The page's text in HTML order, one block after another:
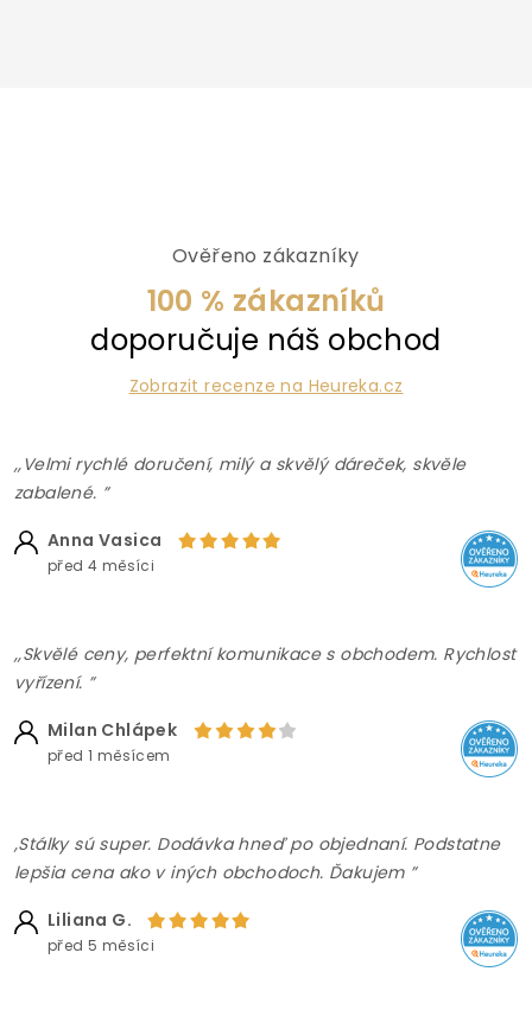
Ověřeno zákazníky
100 % zákazníků
doporučuje náš obchod
Zobrazit recenze na Heureka.cz
,,Velmi rychlé doručení, milý a skvělý dáreček, skvěle
zabalené. ”
Anna Vasica
před 4 měsíci
,,Skvělé ceny, perfektní komunikace s obchodem. Rychlost
vyřízení. ”
Milan Chlápek
před 1 měsícem
,Stálky sú super. Dodávka hneď po objednaní. Podstatne
lepšia cena ako v iných obchodoch. Ďakujem ”
Liliana G.
před 5 měsíci